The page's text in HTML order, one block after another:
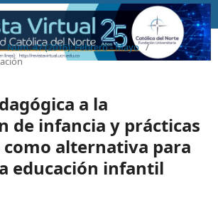
Núm. 47 (2016): Febrero - Mayo /
a la
de infancia y prácticas
como alternativa para
educación infantil